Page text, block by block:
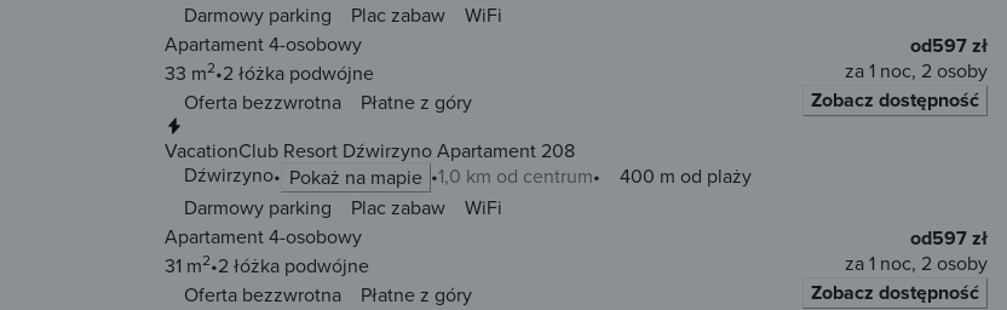
Darmowy parking
Plac zabaw
WiFi
Apartament 4-osobowy
33 m2 2 łóżka podwójne
Oferta bezzwrotna
Płatne z góry
od597 zł
za 1 noc, 2 osoby
Zobacz dostępność
VacationClub Resort Dźwirzyno Apartament 208
Dźwirzyno
Pokaż na mapie 1,0 km od centrum
400 m od plaży
Darmowy parking
Plac zabaw
WiFi
Apartament 4-osobowy
31 m2 2 łóżka podwójne
Oferta bezzwrotna
Płatne z góry
od597 zł
za 1 noc, 2 osoby
Zobacz dostępność